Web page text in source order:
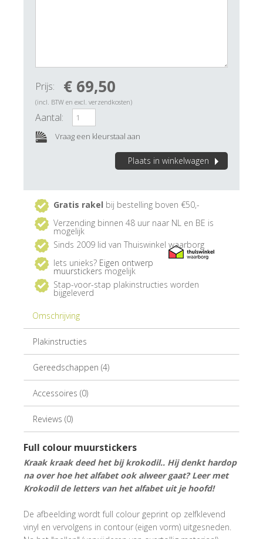
Plaats in winkelwagen
Prijs: € 69,50
(incl. BTW en excl. verzendkosten)
Aantal:
Vraag een kleurstaal aan
Gratis rakel bij bestelling boven €50,-
Verzending binnen 48 uur naar NL en BE is
mogelijk
Sinds 2009 lid van Thuiswinkel waarborg
Iets unieks? Eigen ontwerp
muurstickers mogelijk
Stap-voor-stap plakinstructies worden
bijgeleverd
Omschrijving
Plakinstructies
Gereedschappen (4)
Accessoires (0)
Reviews (0)
Full colour muurstickers
Kraak kraak deed het bij krokodil.. Hij denkt hardop
na over hoe het alfabet ook alweer gaat? Leer met
Krokodil de letters van het alfabet uit je hoofd!
De afbeelding wordt full colour geprint op zelfklevend
vinyl en vervolgens in contour (eigen vorm) uitgesneden.